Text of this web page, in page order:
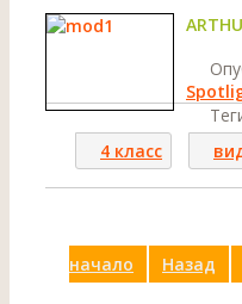
4 класс
начало
Назад